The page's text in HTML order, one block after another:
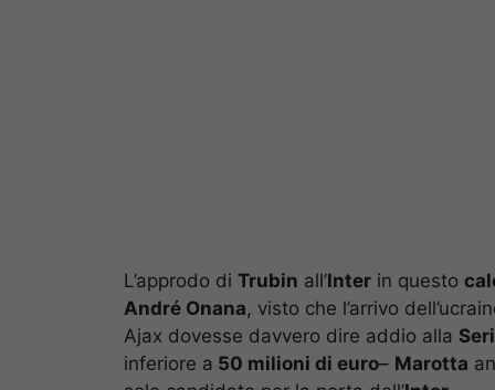
L’approdo di Trubin all’Inter in questo
André Onana, visto che l’arrivo
Ajax dovesse davvero dire addio alla
inferiore a 50 milioni di euro– Marotta